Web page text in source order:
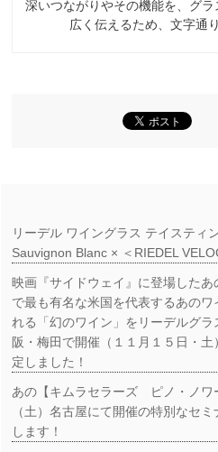
深いつながりやその機能を、グ
広く伝えるため、文字通
リーデル ワイングラス テイステ
Sauvignon Blanc × ＜RIEDEL
映画『サイドウェイ』に登場した
で最も有名な米国を代表するあの
れる「幻のワイン」をリーデルグ
阪・梅田で開催（１１月１５日・
定しました！
あの【キムラセラーズ ピノ・ノ
（土）名古屋にて開催の特別なセ
します！